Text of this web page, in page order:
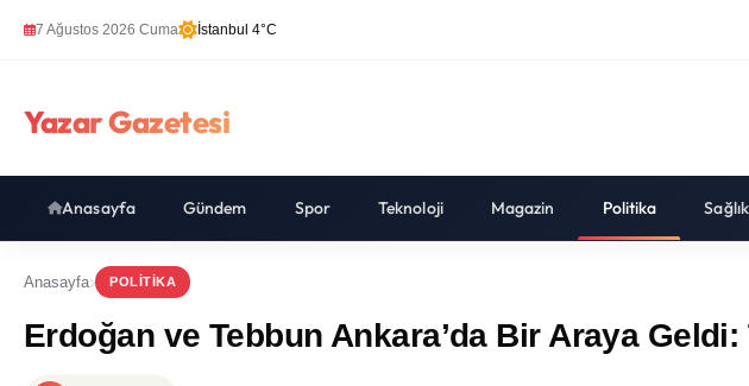
7 Ağustos 2026 Cuma İstanbul 4°C
Yazar Gazetesi
Anasayfa Gündem Spor Teknoloji Magazin Politika Sağlık
Anasayfa POLITIKA
Erdoğan ve Tebbun Ankara’da Bir Araya